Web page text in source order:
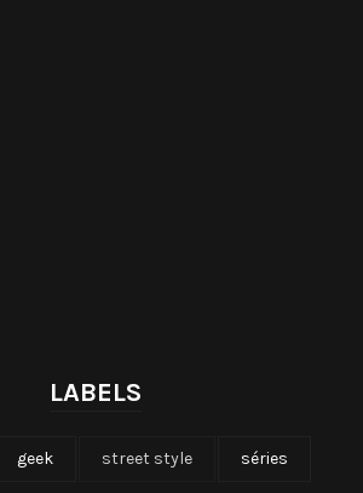
LABELS
geek street style séries